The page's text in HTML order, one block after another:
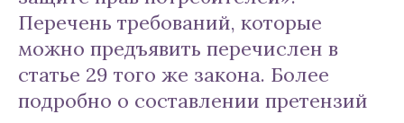
Перечень требований, которые
можно предъявить перечислен в
статье 29 того же закона. Более
подробно о составлении претензий